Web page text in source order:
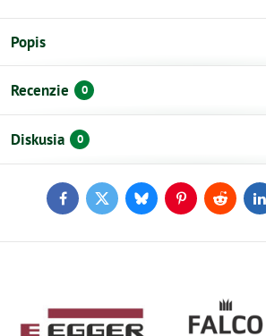
Popis
Recenzie 0
Diskusia 0
FacebookTwitterBlueskyPinterestReddit